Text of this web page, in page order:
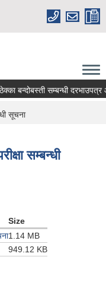
बन्दोबस्ती सम्बन्धी दरभाउपत्र
सूचना
सम्बन्धी
Size
1.14 MB
949.12 KB